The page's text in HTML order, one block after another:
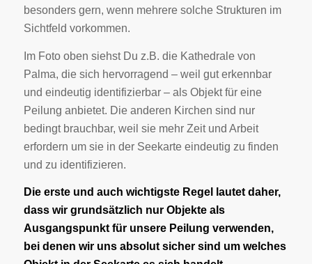
besonders gern, wenn mehrere solche Strukturen im
Sichtfeld vorkommen.
Im Foto oben siehst Du z.B. die Kathedrale von
Palma, die sich hervorragend – weil gut erkennbar
und eindeutig identifizierbar – als Objekt für eine
Peilung anbietet. Die anderen Kirchen sind nur
bedingt brauchbar, weil sie mehr Zeit und Arbeit
erfordern um sie in der Seekarte eindeutig zu finden
und zu identifizieren.
Die erste und auch wichtigste Regel lautet daher,
dass wir grundsätzlich nur Objekte als
Ausgangspunkt für unsere Peilung verwenden,
bei denen wir uns absolut sicher sind um welches